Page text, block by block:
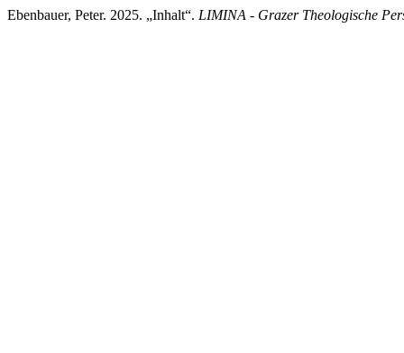
Ebenbauer, Peter. 2025. „Inhalt“. LIMINA - Grazer Theologische